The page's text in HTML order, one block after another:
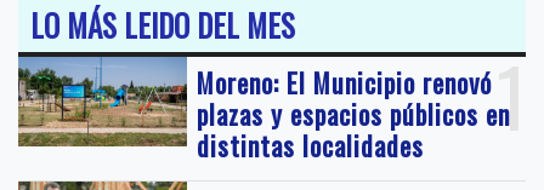
LO MÁS LEIDO DEL MES
1
Moreno: El Municipio renovó
plazas y espacios públicos en
distintas localidades